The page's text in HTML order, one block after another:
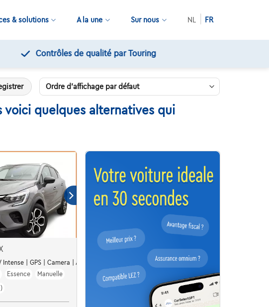
& solutions A la une Sur nous NL FR
voici quelques alternatives qui
Intense | GPS | Camera | Alu18
Essence
Manuelle